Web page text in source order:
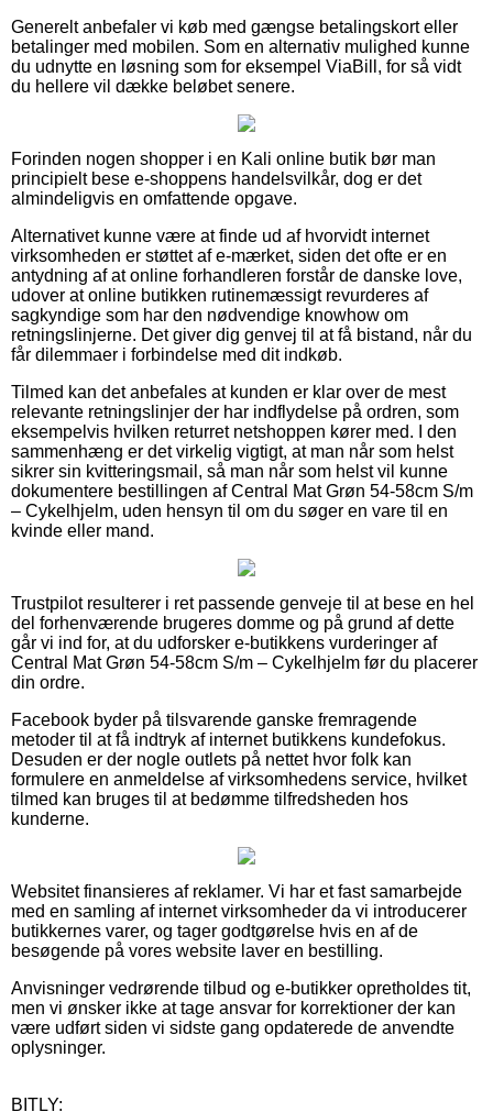
Generelt anbefaler vi køb med gængse betalingskort eller
betalinger med mobilen. Som en alternativ mulighed kunne
du udnytte en løsning som for eksempel ViaBill, for så vidt
du hellere vil dække beløbet senere.
Forinden nogen shopper i en Kali online butik bør man
principielt bese e-shoppens handelsvilkår, dog er det
almindeligvis en omfattende opgave.
Alternativet kunne være at finde ud af hvorvidt internet
virksomheden er støttet af e-mærket, siden det ofte er en
antydning af at online forhandleren forstår de danske love,
udover at online butikken rutinemæssigt revurderes af
sagkyndige som har den nødvendige knowhow om
retningslinjerne. Det giver dig genvej til at få bistand, når du
får dilemmaer i forbindelse med dit indkøb.
Tilmed kan det anbefales at kunden er klar over de mest
relevante retningslinjer der har indflydelse på ordren, som
eksempelvis hvilken returret netshoppen kører med. I den
sammenhæng er det virkelig vigtigt, at man når som helst
sikrer sin kvitteringsmail, så man når som helst vil kunne
dokumentere bestillingen af Central Mat Grøn 54-58cm S/m
– Cykelhjelm, uden hensyn til om du søger en vare til en
kvinde eller mand.
Trustpilot resulterer i ret passende genveje til at bese en hel
del forhenværende brugeres domme og på grund af dette
går vi ind for, at du udforsker e-butikkens vurderinger af
Central Mat Grøn 54-58cm S/m – Cykelhjelm før du placerer
din ordre.
Facebook byder på tilsvarende ganske fremragende
metoder til at få indtryk af internet butikkens kundefokus.
Desuden er der nogle outlets på nettet hvor folk kan
formulere en anmeldelse af virksomhedens service, hvilket
tilmed kan bruges til at bedømme tilfredsheden hos
kunderne.
Websitet finansieres af reklamer. Vi har et fast samarbejde
med en samling af internet virksomheder da vi introducerer
butikkernes varer, og tager godtgørelse hvis en af de
besøgende på vores website laver en bestilling.
Anvisninger vedrørende tilbud og e-butikker opretholdes tit,
men vi ønsker ikke at tage ansvar for korrektioner der kan
være udført siden vi sidste gang opdaterede de anvendte
oplysninger.
BITLY: